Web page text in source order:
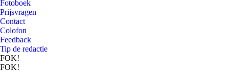
Fotoboek
Prijsvragen
Contact
Colofon
Feedback
Tip de redactie
FOK!
FOK!